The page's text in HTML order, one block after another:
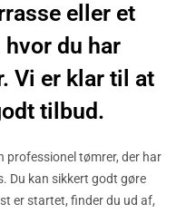
eller et
hvor du har
Vi er klar til at
tilbud.
tømrer, der har
Du kan sikkert godt gøre
er startet, finder du ud af,